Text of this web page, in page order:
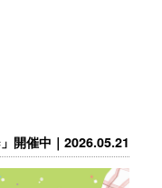
開催中｜2026.05.21